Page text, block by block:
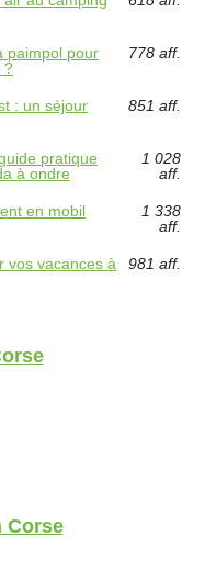
paimpol pour
?
778 aff.
: un séjour
851 aff.
pratique
à ondre
1 028
aff.
en mobil
1 338
aff.
vos vacances à
981 aff.
Corse